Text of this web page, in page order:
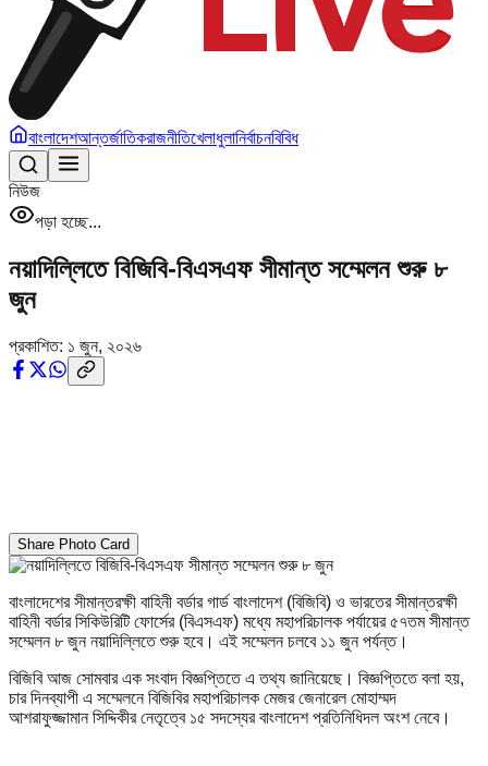
বাংলাদেশআন্তর্জাতিকরাজনীতিখেলাধুলানির্বাচনবিবিধ
নিউজ
পড়া হচ্ছে...
নয়াদিল্লিতে বিজিবি-বিএসএফ সীমান্ত সম্মেলন শুরু ৮
জুন
প্রকাশিত: ১ জুন, ২০২৬
Share Photo Card
বাংলাদেশের সীমান্তরক্ষী বাহিনী বর্ডার গার্ড বাংলাদেশ (বিজিবি) ও ভারতের সীমান্তরক্ষী
বাহিনী বর্ডার সিকিউরিটি ফোর্সের (বিএসএফ) মধ্যে মহাপরিচালক পর্যায়ের ৫৭তম সীমান্ত
সম্মেলন ৮ জুন নয়াদিল্লিতে শুরু হবে। এই সম্মেলন চলবে ১১ জুন পর্যন্ত।
বিজিবি আজ সোমবার এক সংবাদ বিজ্ঞপ্তিতে এ তথ্য জানিয়েছে। বিজ্ঞপ্তিতে বলা হয়,
চার দিনব্যাপী এ সম্মেলনে বিজিবির মহাপরিচালক মেজর জেনারেল মোহাম্মদ
আশরাফুজ্জামান সিদ্দিকীর নেতৃত্বে ১৫ সদস্যের বাংলাদেশ প্রতিনিধিদল অংশ নেবে।